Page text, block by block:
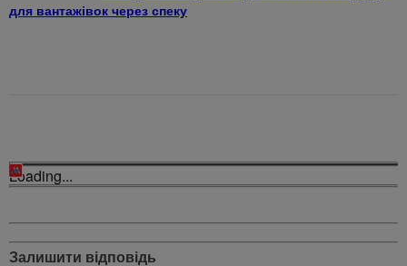
для вантажівок через спеку
Loading...
Залишити відповідь